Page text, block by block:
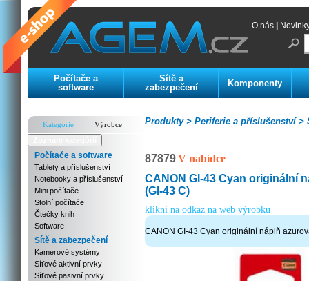
O nás
Počítače a
software
Sítě a
zabezpečení
Komponenty
Kategorie
Výrobce
Počítače a software
Tablety a příslušenství
Notebooky a příslušenství
Mini počítače
Stolní počítače
Čtečky knih
Software
Sítě a zabezpečení
Kamerové systémy
Síťové aktivní prvky
Síťové pasivní prvky
Periferie a příslušenství >
Produkty >
87879V nabídce
CANON GI-43 Cyan originální
(GI-43 C)
klikni na odkaz na web výrobku
CANON GI-43 Cyan originální náplň